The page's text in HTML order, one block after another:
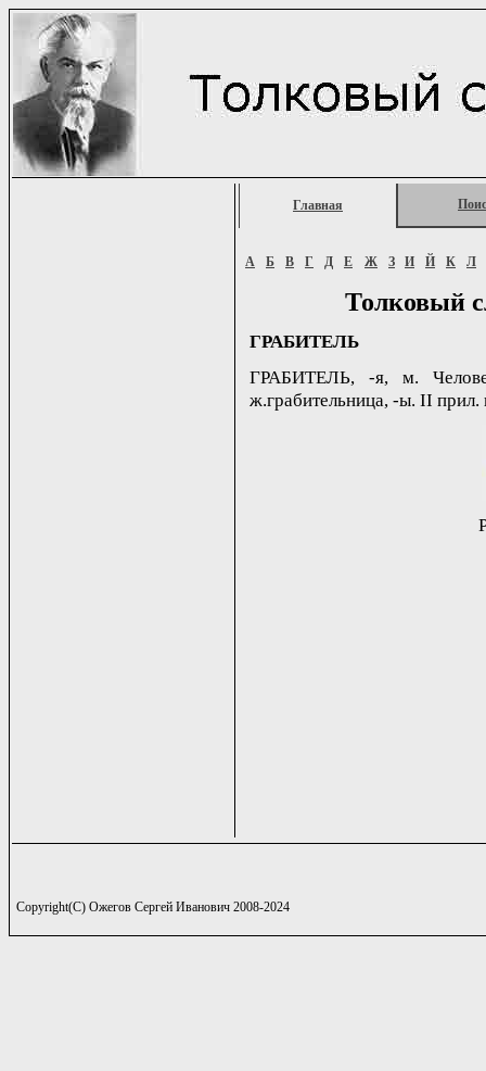
Главная
А Б В Г Д Е Ж З И Й К Л
Толковый
ГРАБИТЕЛЬ
ГРАБИТЕЛЬ, -я, м.
ж.грабительница, -ы. II прил.
Copyright(C) Ожегов Сергей Иванович 2008-2024